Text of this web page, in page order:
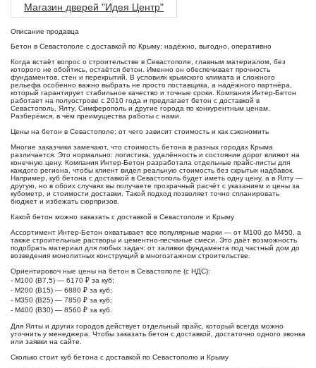
Магазин дверей "Идея Центр"
Описание продавца
Бетон в Севастополе с доставкой по Крыму: надёжно, выгодно, оперативно
Когда встаёт вопрос о строительстве в Севастополе, главным материалом, без
которого не обойтись, остаётся бетон. Именно он обеспечивает прочность
фундаментов, стен и перекрытий. В условиях крымского климата и сложного
рельефа особенно важно выбрать не просто поставщика, а надёжного партнёра,
который гарантирует стабильное качество и точные сроки. Компания Интер-Бетон
работает на полуострове с 2010 года и предлагает бетон с доставкой в
Севастополь, Ялту, Симферополь и другие города по конкурентным ценам.
Разберёмся, в чём преимущества работы с нами.
Цены на бетон в Севастополе: от чего зависит стоимость и как сэкономить
Многие заказчики замечают, что стоимость бетона в разных городах Крыма
различается. Это нормально: логистика, удалённость и состояние дорог влияют на
конечную цену. Компания Интер-Бетон разработала отдельные прайс-листы для
каждого региона, чтобы клиент видел реальную стоимость без скрытых надбавок.
Например, куб бетона с доставкой в Севастополь будет иметь одну цену, а в Ялту —
другую, но в обоих случаях вы получаете прозрачный расчёт с указанием и цены за
кубометр, и стоимости доставки. Такой подход позволяет точно спланировать
бюджет и избежать сюрпризов.
Какой бетон можно заказать с доставкой в Севастополе и Крыму
Ассортимент Интер-Бетон охватывает все популярные марки — от М100 до М450, а
также строительные растворы и цементно-песчаные смеси. Это даёт возможность
подобрать материал для любых задач: от заливки фундамента под частный дом до
возведения монолитных конструкций в многоэтажном строительстве.
Ориентировоч ные цены на бетон в Севастополе (с НДС):
- М100 (В7,5) — 6170 ₽ за куб;
- М200 (В15) — 6880 ₽ за куб;
- М350 (В25) — 7850 ₽ за куб;
- М400 (В30) — 8560 ₽ за куб.
Для Ялты и других городов действует отдельный прайс, который всегда можно
уточнить у менеджера. Чтобы заказать бетон с доставкой, достаточно одного звонка
или заявки на сайте.
Сколько стоит куб бетона с доставкой по Севастополю и Крыму